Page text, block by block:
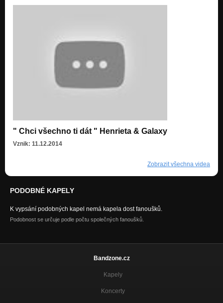
" Chci všechno ti dát " Henrieta & Galaxy
Vznik: 11.12.2014
Zobrazit všechna videa
PODOBNÉ KAPELY
K vypsání podobných kapel nemá kapela dost fanoušků.
Podobnost se určuje podle počtu společných fanoušků.
Bandzone.cz
Kapely
Koncerty